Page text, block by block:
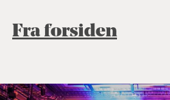
Fra forsiden